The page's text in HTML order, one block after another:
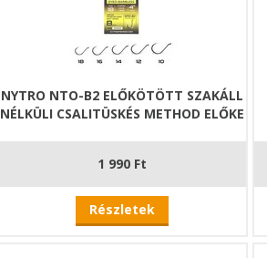
NYTRO NTO-B2 ELŐKÖTÖTT SZAKÁLL
NÉLKÜLI CSALITÜSKÉS METHOD ELŐKE
1 990 Ft
Részletek